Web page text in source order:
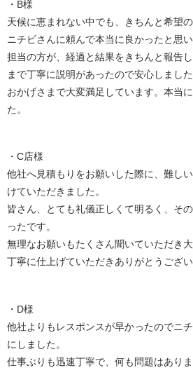
・B様
天候に恵まれない中でも、きちんと希望
ニチビさんに頼んで本当に良かったと思い
担当の方が、経過と結果をきちんと報告
まで丁寧に説明があったので安心しました
おかげさまで大変満足しています。本当
た。
・C店様
他社へ見積もりをお願いした際に、難し
けていただきました。
皆さん、とても礼儀正しくて明るく、そ
ったです。
無理なお願いもたくさん聞いていただき
丁寧に仕上げていただきありがとうござい
・D様
他社よりもレスポンスが早かったのでニ
にしました。
仕事ぶりも迅速丁寧で、何も問題はありま